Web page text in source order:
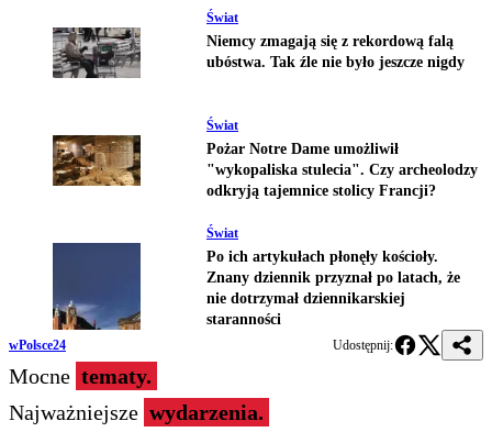
Świat
Niemcy zmagają się z rekordową falą
ubóstwa. Tak źle nie było jeszcze nigdy
Świat
Pożar Notre Dame umożliwił
"wykopaliska stulecia". Czy archeolodzy
odkryją tajemnice stolicy Francji?
Świat
Po ich artykułach płonęły kościoły.
Znany dziennik przyznał po latach, że
nie dotrzymał dziennikarskiej
staranności
wPolsce24 Udostępnij:
Mocne tematy.
Najważniejsze wydarzenia.